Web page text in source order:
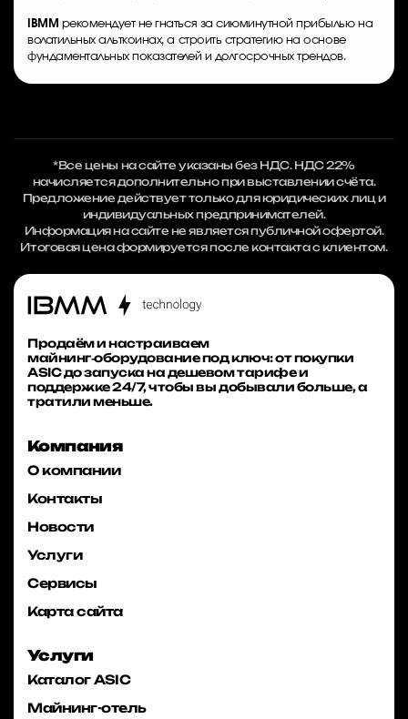
IBMM рекомендует не гнаться за сиюминутной прибылью на
волатильных альткоинах, а строить стратегию на основе
фундаментальных показателей и долгосрочных трендов.
*Все цены на сайте указаны без НДС. НДС 22%
начисляется дополнительно при выставлении счёта.
Предложение действует только для юридических лиц и
индивидуальных предпринимателей.
Информация на сайте не является публичной офертой.
Итоговая цена формируется после контакта с клиентом.
Продаём и настраиваем
майнинг‑оборудование под ключ: от покупки
ASIC до запуска на дешевом тарифе и
поддержке 24/7, чтобы вы добывали больше, а
тратили меньше.
Компания
О компании
Контакты
Новости
Услуги
Сервисы
Карта сайта
Услуги
Каталог ASIC
Майнинг-отель